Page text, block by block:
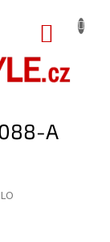
A